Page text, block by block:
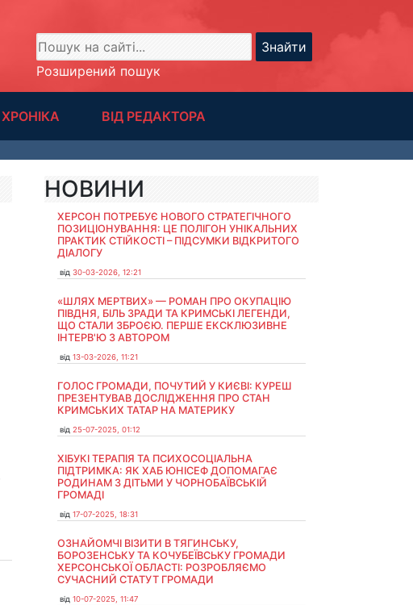
Знайти
Розширений пошук
ХРОНІКА ВІД РЕДАКТОРА
НОВИНИ
ХЕРСОН ПОТРЕБУЄ НОВОГО СТРАТЕГІЧНОГО
ПОЗИЦІОНУВАННЯ: ЦЕ ПОЛІГОН УНІКАЛЬНИХ
ПРАКТИК СТІЙКОСТІ – ПІДСУМКИ ВІДКРИТОГО
ДІАЛОГУ
від 30-03-2026, 12:21
«ШЛЯХ МЕРТВИХ» — РОМАН ПРО ОКУПАЦІЮ
ПІВДНЯ, БІЛЬ ЗРАДИ ТА КРИМСЬКІ ЛЕГЕНДИ,
ЩО СТАЛИ ЗБРОЄЮ. ПЕРШЕ ЕКСКЛЮЗИВНЕ
ІНТЕРВ'Ю З АВТОРОМ
від 13-03-2026, 11:21
ГОЛОС ГРОМАДИ, ПОЧУТИЙ У КИЄВІ: КУРЕШ
ПРЕЗЕНТУВАВ ДОСЛІДЖЕННЯ ПРО СТАН
КРИМСЬКИХ ТАТАР НА МАТЕРИКУ
від 25-07-2025, 01:12
ХІБУКІ ТЕРАПІЯ ТА ПСИХОСОЦІАЛЬНА
ПІДТРИМКА: ЯК ХАБ ЮНІСЕФ ДОПОМАГАЄ
РОДИНАМ З ДІТЬМИ У ЧОРНОБАЇВСЬКІЙ
ГРОМАДІ
від 17-07-2025, 18:31
ОЗНАЙОМЧІ ВІЗИТИ В ТЯГИНСЬКУ,
БОРОЗЕНСЬКУ ТА КОЧУБЕЇВСЬКУ ГРОМАДИ
ХЕРСОНСЬКОЇ ОБЛАСТІ: РОЗРОБЛЯЄМО
СУЧАСНИЙ СТАТУТ ГРОМАДИ
від 10-07-2025, 11:47